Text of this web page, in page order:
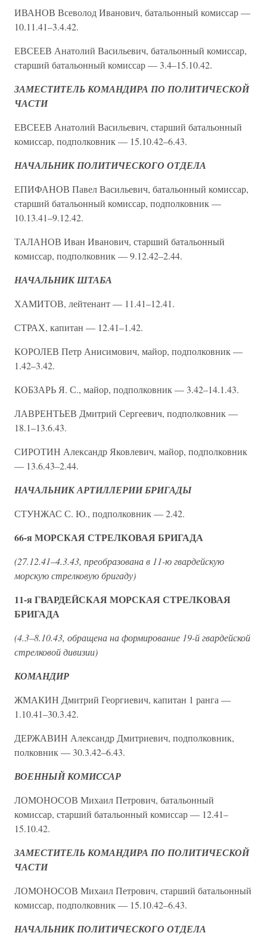
ИВАНОВ Всеволод Иванович, батальонный комиссар —
10.11.41–3.4.42.
ЕВСЕЕВ Анатолий Васильевич, батальонный комиссар,
старший батальонный комиссар — 3.4–15.10.42.
ЗАМЕСТИТЕЛЬ КОМАНДИРА ПО ПОЛИТИЧЕСКОЙ
ЧАСТИ
ЕВСЕЕВ Анатолий Васильевич, старший батальонный
комиссар, подполковник — 15.10.42–6.43.
НАЧАЛЬНИК ПОЛИТИЧЕСКОГО ОТДЕЛА
ЕПИФАНОВ Павел Васильевич, батальонный комиссар,
старший батальонный комиссар, подполковник —
10.13.41–9.12.42.
ТАЛАНОВ Иван Иванович, старший батальонный
комиссар, подполковник — 9.12.42–2.44.
НАЧАЛЬНИК ШТАБА
ХАМИТОВ, лейтенант — 11.41–12.41.
СТРАХ, капитан — 12.41–1.42.
КОРОЛЕВ Петр Анисимович, майор, подполковник —
1.42–3.42.
КОБЗАРЬ Я. С., майор, подполковник — 3.42–14.1.43.
ЛАВРЕНТЬЕВ Дмитрий Сергеевич, подполковник —
18.1–13.6.43.
СИРОТИН Александр Яковлевич, майор, подполковник
— 13.6.43–2.44.
НАЧАЛЬНИК АРТИЛЛЕРИИ БРИГАДЫ
СТУНЖАС С. Ю., подполковник — 2.42.
66-я МОРСКАЯ СТРЕЛКОВАЯ БРИГАДА
(27.12.41–4.3.43, преобразована в 11-ю гвардейскую
морскую стрелковую бригаду)
11-я ГВАРДЕЙСКАЯ МОРСКАЯ СТРЕЛКОВАЯ
БРИГАДА
(4.3–8.10.43, обращена на формирование 19-й гвардейской
стрелковой дивизии)
КОМАНДИР
ЖМАКИН Дмитрий Георгиевич, капитан 1 ранга —
1.10.41–30.3.42.
ДЕРЖАВИН Александр Дмитриевич, подполковник,
полковник — 30.3.42–6.43.
ВОЕННЫЙ КОМИССАР
ЛОМОНОСОВ Михаил Петрович, батальонный
комиссар, старший батальонный комиссар — 12.41–
15.10.42.
ЗАМЕСТИТЕЛЬ КОМАНДИРА ПО ПОЛИТИЧЕСКОЙ
ЧАСТИ
ЛОМОНОСОВ Михаил Петрович, старший батальонный
комиссар, подполковник — 15.10.42–6.43.
НАЧАЛЬНИК ПОЛИТИЧЕСКОГО ОТДЕЛА